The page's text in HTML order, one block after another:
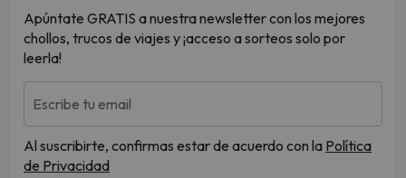
Apúntate GRATIS a nuestra newsletter con los mejores
chollos, trucos de viajes y ¡acceso a sorteos solo por
leerla!
Escribe tu email
Al suscribirte, confirmas estar de acuerdo con la Política
de Privacidad